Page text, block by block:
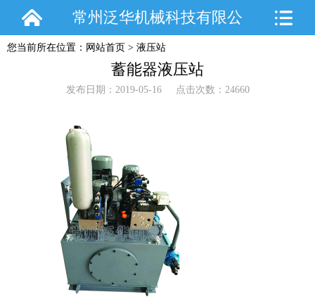
常州泛华机械科技有限公
司
您当前所在位置： 网站首页 > 液压站
蓄能器液压站
发布日期：2019-05-16 点击次数：24660